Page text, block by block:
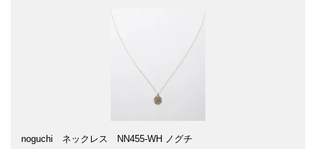
noguchi ネックレス NN455-WH ノグチ